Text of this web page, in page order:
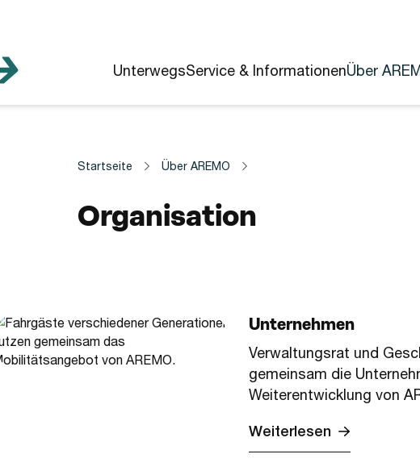
UnterwegsService & InformationenÜber
Startseite Über AREMO
Organisation
Unternehmen
Verwaltungsrat und
gemeinsam die
Weiterentwicklung von
Weiterlesen